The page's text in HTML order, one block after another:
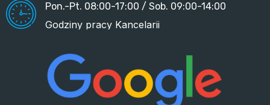
Pon.-Pt. 08:00-17:00 / Sob. 09:00-14:00
Godziny pracy Kancelarii